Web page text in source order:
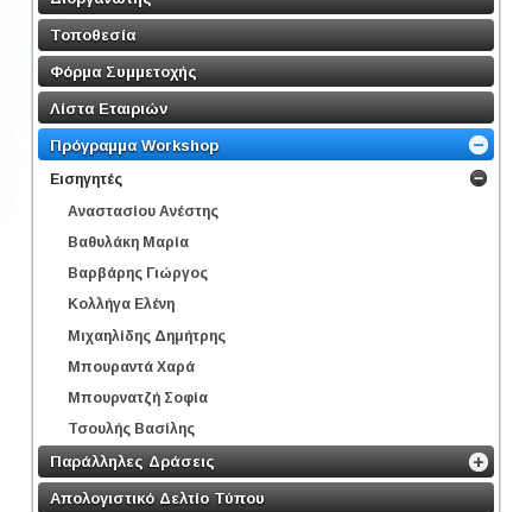
Τοποθεσία
Φόρμα Συμμετοχής
Λίστα Εταιριών
Πρόγραμμα Workshop
Εισηγητές
Αναστασίου Ανέστης
Βαθυλάκη Μαρία
Βαρβάρης Γιώργος
Κολλήγα Ελένη
Μιχαηλίδης Δημήτρης
Μπουραντά Χαρά
Μπουρνατζή Σοφία
Τσουλής Βασίλης
Παράλληλες Δράσεις
Απολογιστικό Δελτίο Τύπου